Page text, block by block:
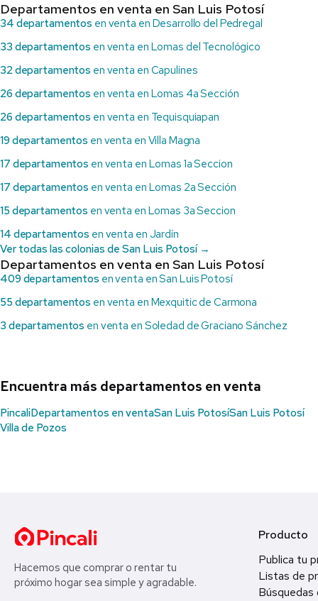
Departamentos en venta en San Luis Potosí
34 departamentos en venta en Desarrollo del Pedregal
33 departamentos en venta en Lomas del Tecnológico
32 departamentos en venta en Capulines
26 departamentos en venta en Lomas 4a Sección
26 departamentos en venta en Tequisquiapan
19 departamentos en venta en Villa Magna
17 departamentos en venta en Lomas 1a Seccion
17 departamentos en venta en Lomas 2a Sección
15 departamentos en venta en Lomas 3a Seccion
14 departamentos en venta en Jardín
Ver todas las colonias de San Luis Potosí →
Departamentos en venta en San Luis Potosí
409 departamentos en venta en San Luis Potosí
55 departamentos en venta en Mexquitic de Carmona
3 departamentos en venta en Soledad de Graciano Sánchez
Encuentra más departamentos en venta
PincaliDepartamentos en ventaSan Luis PotosíSan Luis Potosí
Villa de Pozos
Hacemos que comprar o rentar tu
próximo hogar sea simple y agradable.
Producto
Publica tu
Listas de
Búsquedas